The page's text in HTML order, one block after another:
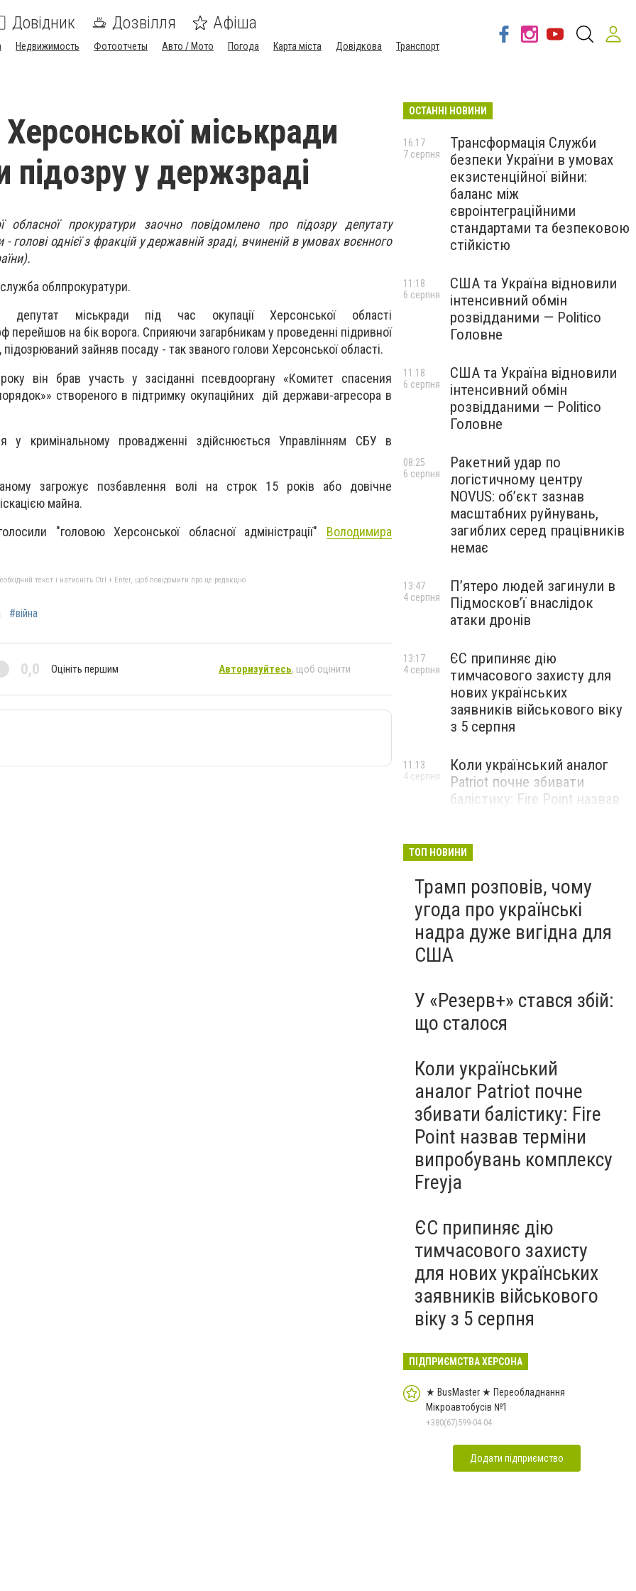
Довідник Дозвілля Афіша
Недвижимость Фотоотчеты Авто / Мото Погода Карта міста Довідкова Транспорт
міськради
підозру у держзраді
обласної прокуратури заочно повідомлено про підозру депутату
- голові однієї з фракцій у державній зраді, вчиненій в умовах воєнного
облпрокуратури.
міськради під час окупації Херсонської області
перейшов на бік ворога. Сприяючи загарбникам у проведенні підривної
підозрюваний зайняв посаду - так званого голови Херсонської області.
він брав участь у засіданні псевдооргану «Комитет спасения
створеного в підтримку окупаційних дій держави-агресора в
у кримінальному провадженні здійснюється Управлінням СБУ в
загрожує позбавлення волі на строк 15 років або довічне
майна.
"головою Херсонської обласної адміністрації" Володимира
текст і натисніть Ctrl + Enter, щоб повідомити про це редакцію
#війна
0,0 Оцініть першим Авторизуйтесь, щоб оцінити
ОСТАННІ НОВИНИ
Трансформація Служби
безпеки України в умовах
екзистенційної війни:
баланс між
євроінтеграційними
стандартами та безпековою
стійкістю
16:17
7 серпня
США та Україна відновили
інтенсивний обмін
розвідданими — Politico
Головне
11:18
6 серпня
США та Україна відновили
інтенсивний обмін
розвідданими — Politico
Головне
11:18
6 серпня
Ракетний удар по
логістичному центру
NOVUS: об’єкт зазнав
масштабних руйнувань,
загиблих серед працівників
немає
08:25
6 серпня
П’ятеро людей загинули в
Підмосков’ї внаслідок
атаки дронів
13:47
4 серпня
ЄС припиняє дію
тимчасового захисту для
нових українських
заявників військового віку
з 5 серпня
13:17
4 серпня
Коли український аналог
Patriot почне збивати
балістику: Fire Point назвав
11:13
4 серпня
тривалого стресу: які
симптоми не варто
списувати на втому
НОВИНИ КОМПАНІЙ
4 серпня
ТОП НОВИНИ
Трамп розповів, чому
угода про українські
надра дуже вигідна для
США
У «Резерв+» стався збій:
що сталося
Коли український
аналог Patriot почне
збивати балістику: Fire
Point назвав терміни
випробувань комплексу
Freyja
ЄС припиняє дію
тимчасового захисту
для нових українських
заявників військового
віку з 5 серпня
ПІДПРИЄМСТВА ХЕРСОНА
★ BusMaster ★ Переобладнання
Мікроавтобусів №1
+380(67)599-04-04
Додати підприємство